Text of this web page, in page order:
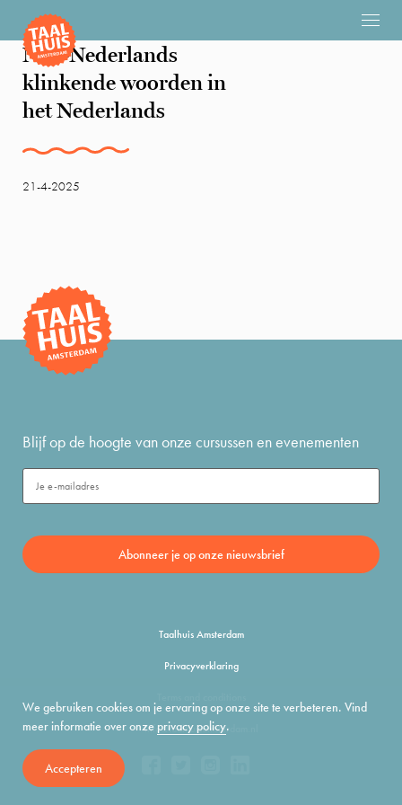
We gebruiken cookies om je ervaring op onze site te verbeteren. Vind
meer informatie over onzeprivacy policy.
Accepteren
Niet-Nederlands
klinkende woorden in
het Nederlands
21-4-2025
Blijf op de hoogte van onze cursussen en evenementen
Taalhuis Amsterdam
Privacyverklaring
info@taalhuisamsterdam.nl